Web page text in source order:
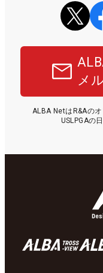
メ
ALBA NetはR&Aの
USLPGAの